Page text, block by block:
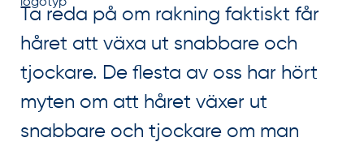
Ta reda på om rakning faktiskt får
håret att växa ut snabbare och
tjockare. De flesta av oss har hört
myten om att håret växer ut
snabbare och tjockare om man